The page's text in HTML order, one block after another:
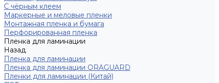
С чёрным клеем
Маркерные и меловые пленки
Монтажная пленка и бумага
Перфорированная пленка
Пленка для ламинации
Назад
Пленка для ламинации
Пленка для ламинации ORAGUARD
Пленки для ламинации (Китай)